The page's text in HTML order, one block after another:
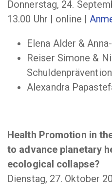
Donnerstag, 24.
13.00 Uhr | online |
Elena Alder &
Reiser Simone &
Alexandra
Health Promotion in
to advance planetary
ecological collapse?
Dienstag, 27. Oktober